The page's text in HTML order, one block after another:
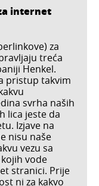
internet
za
treća
Henkel.
pristup takvim
svrha naših
lica jeste da
Izjave na
nisu naše
vezu sa
vode
stranici. Prije
ni za kakvo